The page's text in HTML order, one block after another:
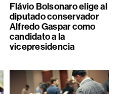
Flávio Bolsonaro elige al
diputado conservador
Alfredo Gaspar como
candidato a la
vicepresidencia